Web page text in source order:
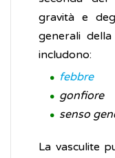
gravità e
generali
includono:
febbre
gonfiore
senso
La vasculite